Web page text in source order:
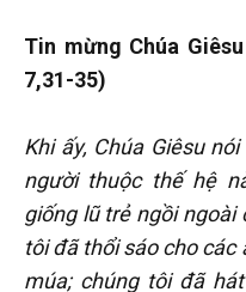
Tin mừng Chúa
7,31-35)
Khi ấy, Chúa Giêsu
người thuộc thế hệ
giống lũ trẻ ngồi ngoài
tôi đã thổi sáo cho các
múa; chúng tôi đã